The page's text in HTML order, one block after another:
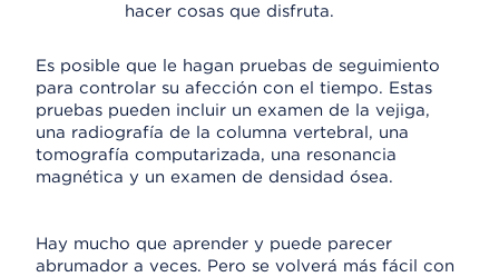
hacer cosas que disfruta.
Es posible que le hagan pruebas de seguimiento
para controlar su afección con el tiempo. Estas
pruebas pueden incluir un examen de la vejiga,
una radiografía de la columna vertebral, una
tomografía computarizada, una resonancia
magnética y un examen de densidad ósea.
Hay mucho que aprender y puede parecer
abrumador a veces. Pero se volverá más fácil con